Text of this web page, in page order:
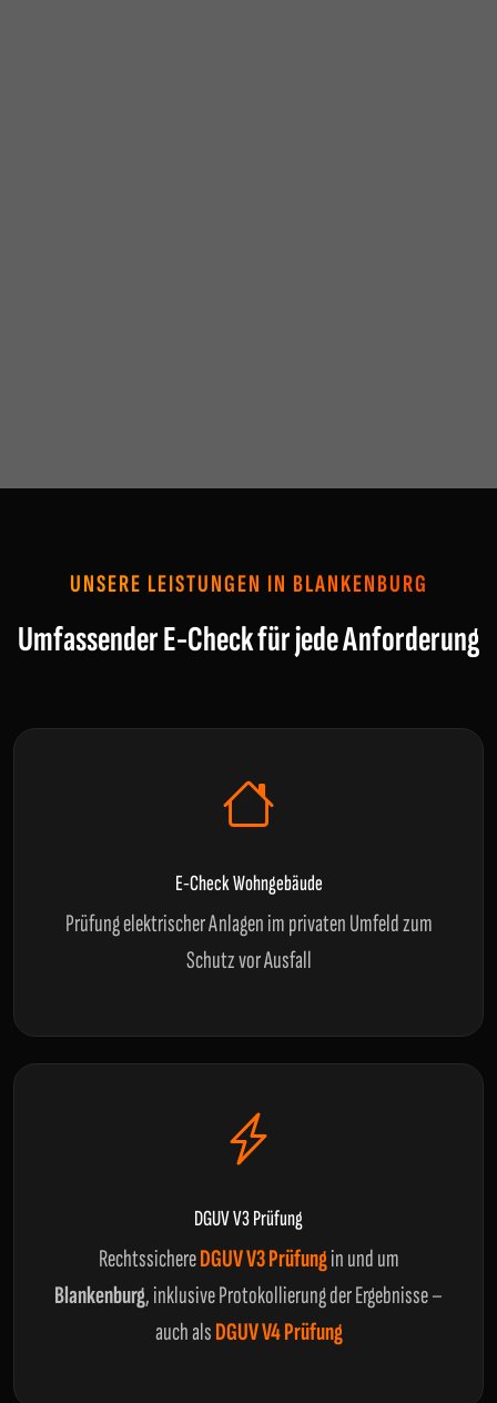
UNSERE LEISTUNGEN IN BLANKENBURG
Umfassender E-Check für jede Anforderung
E-Check Wohngebäude
Prüfung elektrischer Anlagen im privaten Umfeld zum
Schutz vor Ausfall
DGUV V3 Prüfung
RechtssichereDGUV V3 Prüfungin und um
Blankenburg, inklusive Protokollierung der Ergebnisse –
auch alsDGUV V4 Prüfung